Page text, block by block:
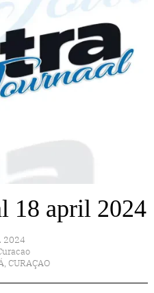
18 april 2024
2024
, CURAÇAO